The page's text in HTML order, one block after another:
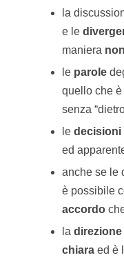
la
e le
maniera
le parole
quello che
senza
le decisioni
ed
anche se le
è possibile
accordo
la direzione
chiara ed è